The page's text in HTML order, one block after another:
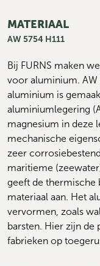
MATERIAAL
AW 5754 H111
Bij FURNS maken
voor aluminium. AW
aluminium is
aluminiumlegering
magnesium in deze
mechanische
zeer
maritieme
geeft de thermische
materiaal aan. Het
vervormen, zoals
barsten. Hier zijn
fabrieken op